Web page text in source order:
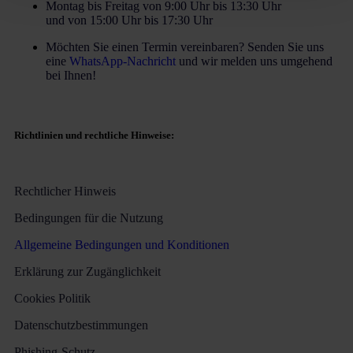
Montag bis Freitag von 9:00 Uhr bis 13:30 Uhr
und von 15:00 Uhr bis 17:30 Uhr
Möchten Sie einen Termin vereinbaren? Senden Sie uns
eine WhatsApp-Nachricht und wir melden uns umgehend
bei Ihnen!
Richtlinien und rechtliche Hinweise:
Rechtlicher Hinweis
Bedingungen für die Nutzung
Allgemeine Bedingungen und Konditionen
Erklärung zur Zugänglichkeit
Cookies Politik
Datenschutzbestimmungen